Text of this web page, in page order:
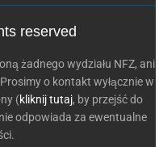
reserved
żadnego wydziału NFZ, ani
o kontakt wyłącznie w
(kliknij tutaj, by przejść do
odpowiada za ewentualne